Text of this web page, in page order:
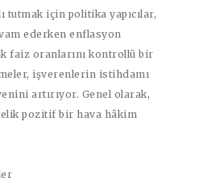
tutmak için politika yapıcılar,
ederken enflasyon
faiz oranlarını kontrollü bir
işverenlerin istihdamı
artırıyor. Genel olarak,
pozitif bir hava hâkim